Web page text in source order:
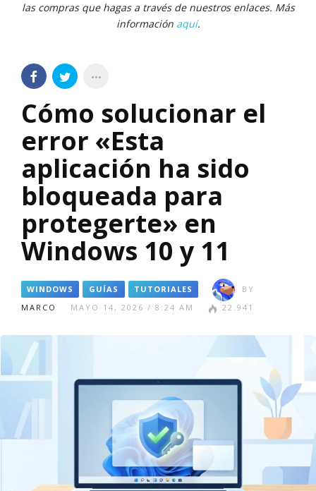
las compras que hagas a través de nuestros enlaces. Más
información aquí.
Cómo solucionar el
error «Esta
aplicación ha sido
bloqueada para
protegerte» en
Windows 10 y 11
WINDOWS GUÍAS TUTORIALES
BY
MARCO
MAYO 14, 2026 / 8:24 AM 22.941